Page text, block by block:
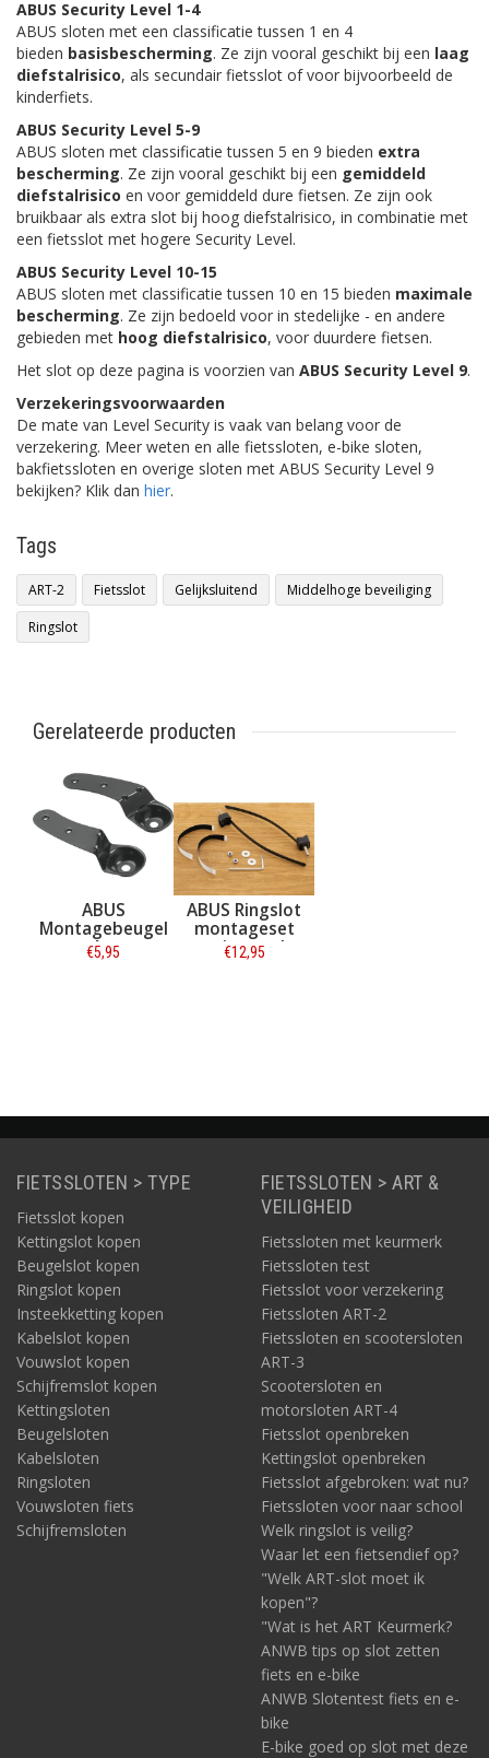
ABUS Security Level 1-4
ABUS sloten met een classificatie tussen 1 en 4
bieden basisbescherming. Ze zijn vooral geschikt bij een laag
diefstalrisico, als secundair fietsslot of voor bijvoorbeeld de
kinderfiets.
ABUS Security Level 5-9
ABUS sloten met classificatie tussen 5 en 9 bieden extra
bescherming. Ze zijn vooral geschikt bij een gemiddeld
diefstalrisico en voor gemiddeld dure fietsen. Ze zijn ook
bruikbaar als extra slot bij hoog diefstalrisico, in combinatie met
een fietsslot met hogere Security Level.
ABUS Security Level 10-15
ABUS sloten met classificatie tussen 10 en 15 bieden maximale
bescherming. Ze zijn bedoeld voor in stedelijke - en andere
gebieden met hoog diefstalrisico, voor duurdere fietsen.
Het slot op deze pagina is voorzien van ABUS Security Level 9.
Verzekeringsvoorwaarden
De mate van Level Security is vaak van belang voor de
verzekering. Meer weten en alle fietssloten, e-bike sloten,
bakfietssloten en overige sloten met ABUS Security Level 9
bekijken? Klik dan hier.
Tags
ART-2 Fietsslot Gelijksluitend
Middelhoge beveiliging
Ringslot
Gerelateerde producten
ABUS
Montagebeugel
voor Amparo
ringslot
€5,95
ABUS Ringslot
montageset
universeel
€12,95
FIETSSLOTEN > TYPE
Fietsslot kopen
Kettingslot kopen
Beugelslot kopen
Ringslot kopen
Insteekketting kopen
Kabelslot kopen
Vouwslot kopen
Schijfremslot kopen
Kettingsloten
Beugelsloten
Kabelsloten
Ringsloten
Vouwsloten fiets
Schijfremsloten
FIETSSLOTEN > ART &
VEILIGHEID
Fietssloten met keurmerk
Fietssloten test
Fietsslot voor verzekering
Fietssloten ART-2
Fietssloten en scootersloten
ART-3
Scootersloten en
motorsloten ART-4
Fietsslot openbreken
Kettingslot openbreken
Fietsslot afgebroken: wat nu?
Fietssloten voor naar school
Welk ringslot is veilig?
Waar let een fietsendief op?
"Welk ART-slot moet ik
kopen"?
"Wat is het ART Keurmerk?
ANWB tips op slot zetten
fiets en e-bike
ANWB Slotentest fiets en e-
bike
E-bike goed op slot met deze